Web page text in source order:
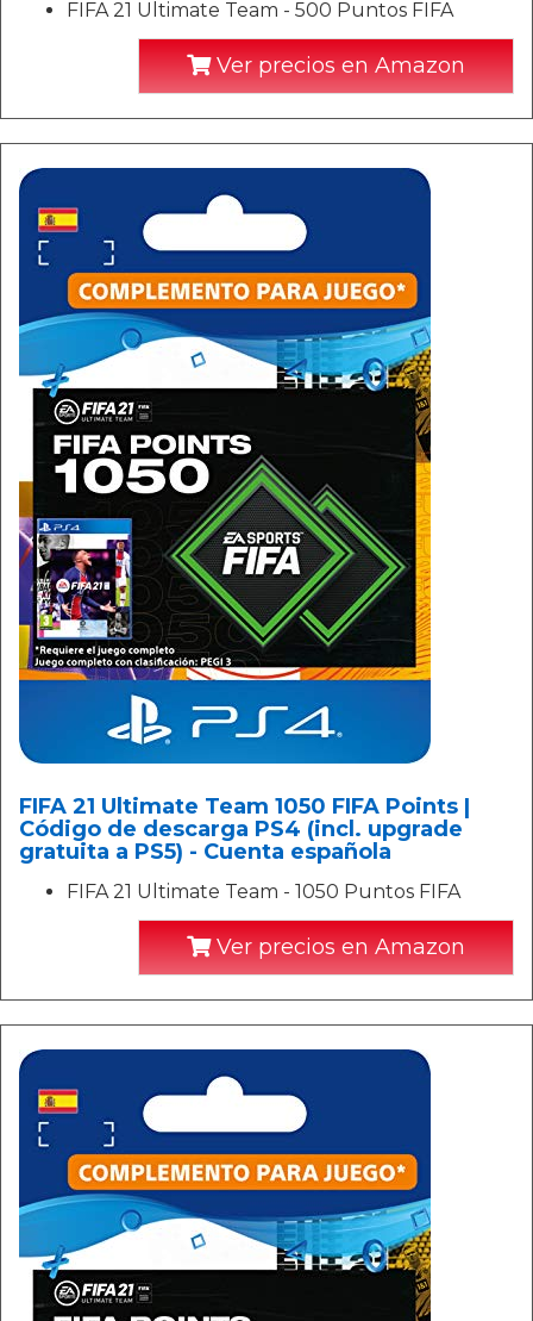
FIFA 21 Ultimate Team - 500 Puntos FIFA
Ver precios en Amazon
FIFA 21 Ultimate Team 1050 FIFA Points |
Código de descarga PS4 (incl. upgrade
gratuita a PS5) - Cuenta española
FIFA 21 Ultimate Team - 1050 Puntos FIFA
Ver precios en Amazon